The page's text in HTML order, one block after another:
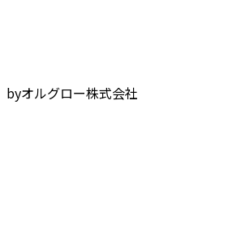
byオルグロー株式会社